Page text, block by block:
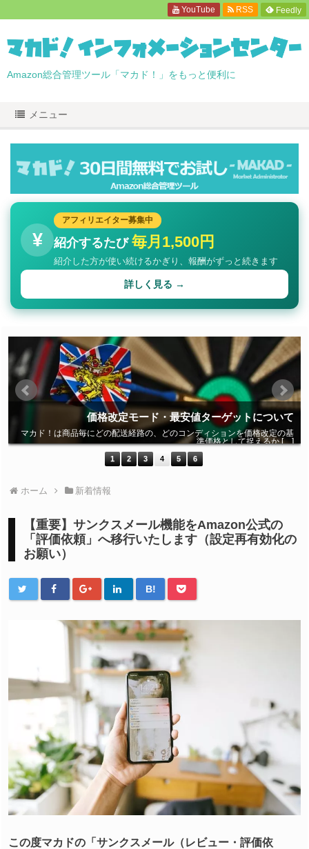
Amazon総合管理ツール「マカド！」をもっと便利に
メニュー
¥
アフィリエイター募集中
紹介するたび 毎月1,500円
紹介した方が使い続けるかぎり、報酬がずっと続きます
詳しく見る →
価格改定モード・最安値ターゲットについて
マカド！は商品毎にどの配送経路の、どのコンディションを価格改定の基
準価格として捉えるか […]
1 2 3 4 5 6
ホーム 新着情報
【重要】サンクスメール機能をAmazon公式の
「評価依頼」へ移行いたします（設定再有効化の
お願い）
B!
この度マカドの「サンクスメール（レビュー・評価依
YouTube RSS Feedly